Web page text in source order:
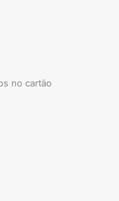
no cartão